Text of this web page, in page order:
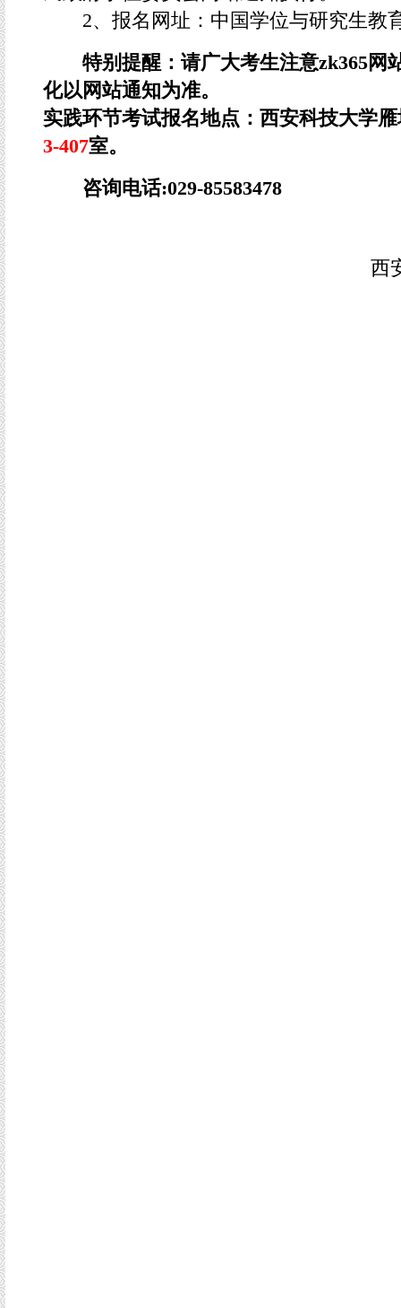
2、报名网址：中国学位与研究生教
特别提醒：请广大考生注意zk365网
化以网站通知为准。
实践环节考试报名地点：西安科技大学
3-407室。
咨询电话:029-85583478
西